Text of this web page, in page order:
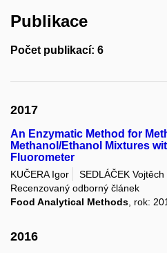
Publikace
Počet publikací: 6
2017
An Enzymatic Method for
Methanol/Ethanol Mixtures
Fluorometer
KUČERA Igor
SEDLÁČEK Vojtěch
Recenzovaný odborný článek
Food Analytical Methods , rok:
2016